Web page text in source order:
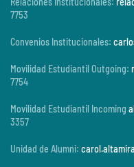
7753
Convenios Institucionales:
Movilidad Estudiantil Outgoing:
7754
Movilidad Estudiantil Incoming
3357
Unidad de Alumni: